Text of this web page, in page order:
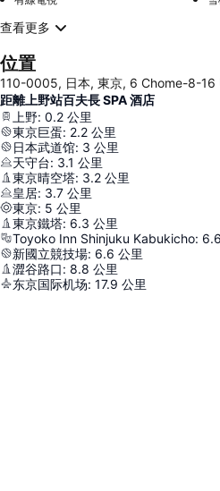
查看更多
位置
110-0005, 日本, 東京, 6 Chome-8-16
距離上野站百夫長 SPA 酒店
上野: 0.2 公里
東京巨蛋: 2.2 公里
日本武道馆: 3 公里
天守台: 3.1 公里
東京晴空塔: 3.2 公里
皇居: 3.7 公里
東京: 5 公里
東京鐵塔: 6.3 公里
Toyoko Inn Shinjuku Kabukicho: 6.6
新國立競技場: 6.6 公里
澀谷路口: 8.8 公里
东京国际机场: 17.9 公里